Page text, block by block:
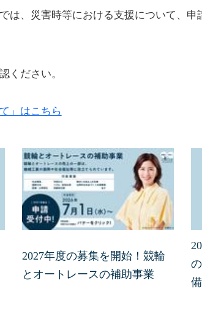
は、災害時等における支援について、申
ください。
」はこちら
2027年度の募集を開始！競輪
とオートレースの補助事業